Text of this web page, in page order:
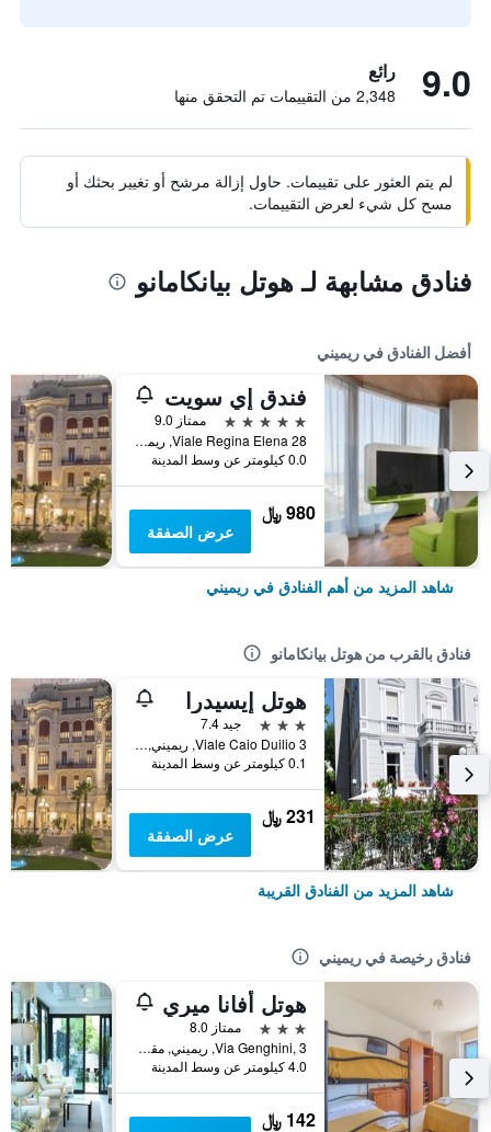
9.0 رائع
2,348 من التقييمات تم التحقق منها
لم يتم العثور على تقييمات. حاول إزالة مرشح أو تغيير بحثك أو
مسح كل شيء لعرض التقييمات.
فنادق مشابهة لـ هوتل بيانكامانو
أفضل الفنادق في ريميني
فندق إي سويت
5 نجوم
ممتاز 9.0
Viale Regina Elena 28, ريميني, مقاطعة ريميني, إيطاليا
0.0 كيلومتر عن وسط المدينة
980 ﷼
عرض الصفقة
شاهد المزيد من أهم الفنادق في ريميني
فنادق بالقرب من هوتل بيانكامانو
هوتل إيسيدرا
3 نجوم
جيد 7.4
Viale Caio Duilio 3, ريميني, مقاطعة ريميني, إيطاليا
0.1 كيلومتر عن وسط المدينة
231 ﷼
عرض الصفقة
شاهد المزيد من الفنادق القريبة
فنادق رخيصة في ريميني
هوتل أفانا ميري
3 نجوم
ممتاز 8.0
Via Genghini, 3, ريميني, مقاطعة ريميني, إيطاليا
4.0 كيلومتر عن وسط المدينة
142 ﷼